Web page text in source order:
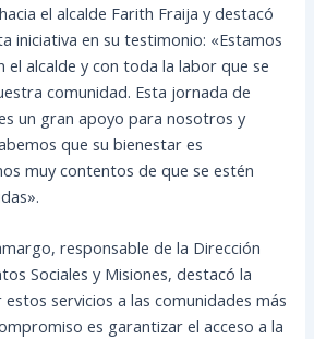
el alcalde Farith Fraija y destacó
iniciativa en su testimonio: «Estamos
el alcalde y con toda la labor que se
comunidad. Esta jornada de
un gran apoyo para nosotros y
que su bienestar es
muy contentos de que se estén
responsable de la Dirección
Sociales y Misiones, destacó la
servicios a las comunidades más
es garantizar el acceso a la